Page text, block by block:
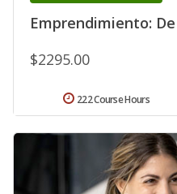
Emprendimiento:
$2295.00
222 Course Hours